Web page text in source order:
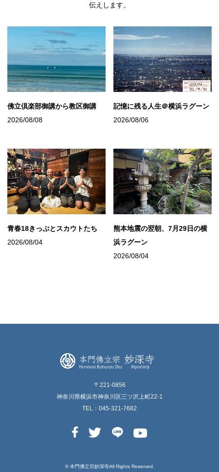
伝えします。
佛立倶楽部御講から教区御講
2026/08/08
記憶に残る人生＠横浜ラグーン
2026/08/06
青春18きっぷとスカウトたち
2026/08/04
熊本地震の翌朝、7月29日の横
浜ラグーン
2026/08/04
〒221-0856
神奈川県横浜市神奈川区三ツ沢上町22-1
TEL：045-321-7682
© 本⾨佛⽴宗妙深寺All Rights Reserved.